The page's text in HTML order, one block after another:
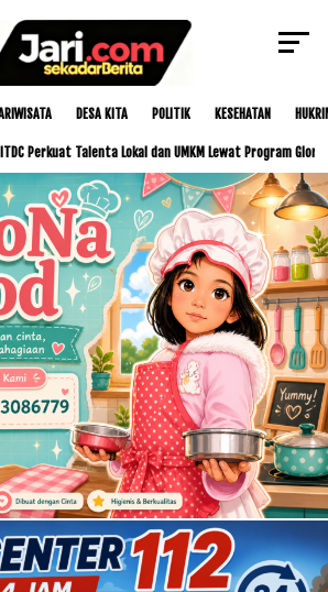
DESA KITA POLITIK KESEHATAN
Talenta Lokal dan UMKM Lewat Program Glorious Golo